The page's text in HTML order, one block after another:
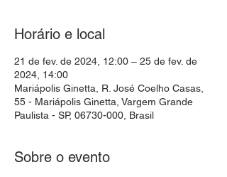
Horário e local
21 de fev. de 2024, 12:00 – 25 de fev. de
2024, 14:00
Mariápolis Ginetta, R. José Coelho Casas,
55 - Mariápolis Ginetta, Vargem Grande
Paulista - SP, 06730-000, Brasil
Sobre o evento